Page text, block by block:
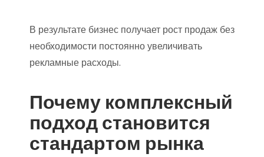
В результате бизнес получает рост продаж без
необходимости постоянно увеличивать
рекламные расходы.
Почему комплексный
подход становится
стандартом рынка